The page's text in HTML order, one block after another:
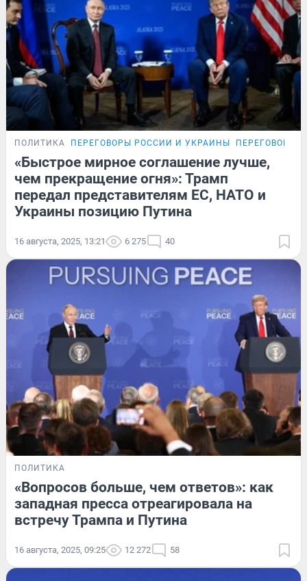
ПОЛИТИКА ПЕРЕГОВОРЫ РОССИИ И УКРАИНЫ ПЕРЕГОВОРЫ
«Быстрое мирное соглашение лучше,
чем прекращение огня»: Трамп
передал представителям ЕС, НАТО и
Украины позицию Путина
16 августа, 2025, 13:21 6 275 40
ПОЛИТИКА
«Вопросов больше, чем ответов»: как
западная пресса отреагировала на
встречу Трампа и Путина
16 августа, 2025, 09:25 12 272 58